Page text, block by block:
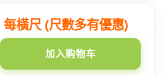
橫尺 (尺數多有優惠)
加入购物车